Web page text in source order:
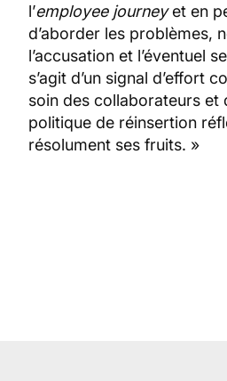
l’employee journeyet en
d’aborder les problèmes,
l’accusation et l’éventuel
s’agit d’un signal d’effort
soin des collaborateurs et
politique de réinsertion
résolument ses fruits. »